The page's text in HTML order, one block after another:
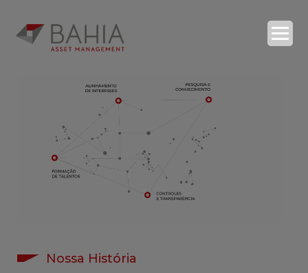
O BAHIA ASSET RELATÓRIOS
Nossa História